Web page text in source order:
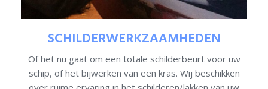
SCHILDERWERKZAAMHEDEN
Of het nu gaat om een totale schilderbeurt voor uw
schip, of het bijwerken van een kras. Wij beschikken